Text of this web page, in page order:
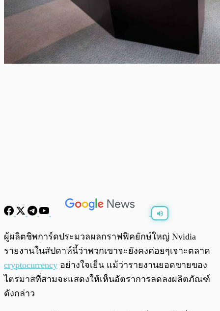
พร้อมเล่น 0:00
ผู้ผลิตชิพการ์ดประมวลผลกราฟฟิคยักษ์ใหญ่ Nvidia
รายงานในสัปดาห์นี้ว่าพวกเขาจะยังคงค่อยๆเจาะตลาด
cryptocurrency อย่างใจเย็น แม้ว่ารายงานยอดขายของ
ไตรมาสที่สามจะแสดงให้เห็นอัตราการลดลงผลิตภัณฑ์
ดังกล่าว